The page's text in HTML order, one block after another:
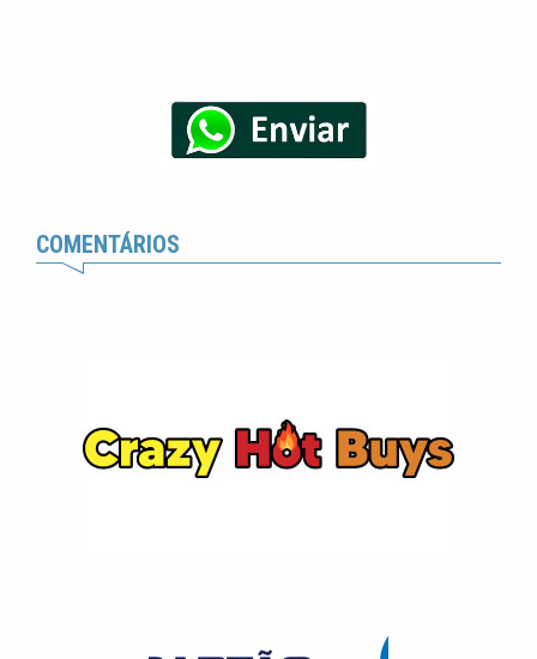
COMENTÁRIOS